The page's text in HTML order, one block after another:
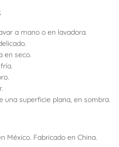
a mano o en lavadora.
en seco.
una superficie plana, en sombra.
México. Fabricado en China.